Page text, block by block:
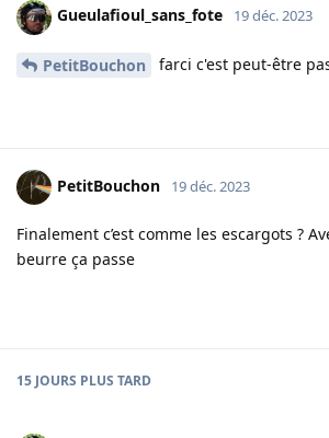
Gueulafioul_sans_fote 19 déc. 2023
PetitBouchon farci c'est peut-être
PetitBouchon 19 déc. 2023
Finalement c’est comme les escargots ?
beurre ça passe
15 JOURS PLUS TARD